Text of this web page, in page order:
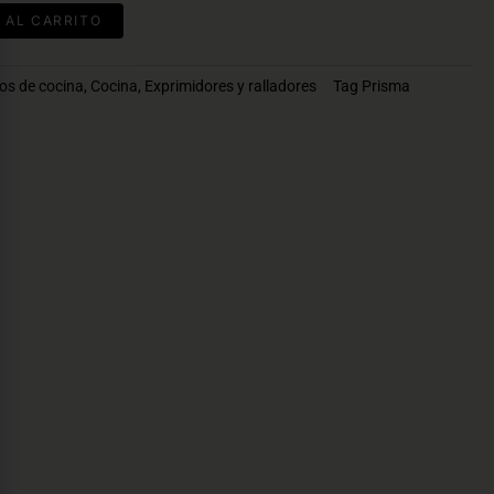
AL CARRITO
de cocina, Cocina, Exprimidores y ralladores Tag Prisma